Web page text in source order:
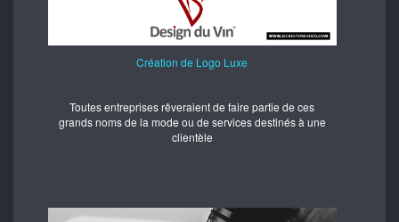
Création de Logo Luxe
Toutes entreprises rêveraient de faire partie de ces
grands noms de la mode ou de services destinés à une
clientèle